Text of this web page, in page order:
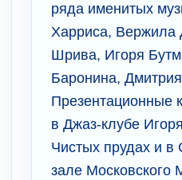
ряда именитых
Харриса, Вержила
Шрива, Игоря
Баронина,
Презентационные
в Джаз-клубе
Чистых прудах и в
зале Московского